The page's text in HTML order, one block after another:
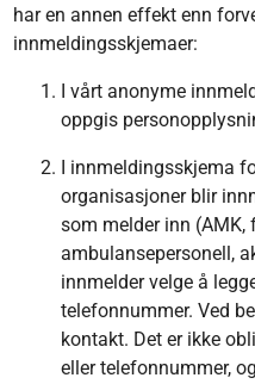
har en annen effekt enn
innmeldingsskjemaer:
I vårt anonyme
oppgis
I innmeldingsskjema
organisasjoner blir
som melder inn (AMK,
ambulansepersonell,
innmelder velge å
telefonnummer. Ved
kontakt. Det er ikke
eller telefonnummer,